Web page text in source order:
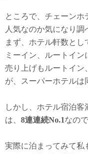
ところで、チェーン
人気なのか気になり調
まず、ホテル軒数と
ミーイン、ルートイン
売り上げもルートイン
が、スーパーホテルは
しかし、ホテル宿泊
は、 8連連続No.1なの
実際に泊まってみて私